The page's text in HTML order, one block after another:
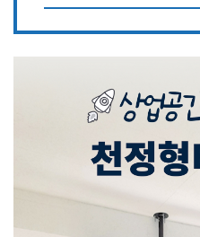
성함 - 남*철
날짜 - 2026-08-07 18:31:05
성함 - 안*운
지역 - 수도권-서울/인천/김
성함 - 박*재
날짜 - 2026-08-07 15:42:53